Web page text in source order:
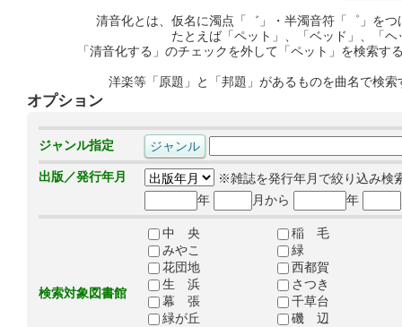
清音化とは、仮名に濁点「゛」・半濁音符「゜」を
たとえば「ペット」、「ベッド」、「
「清音化する」のチェックを外して「ペット」を検索
洋楽等「原題」と「邦題」があるものを曲名で検
オプション
ジャンル指定
出版／発行年月
※雑誌を発行年月で絞り込み検
年
月から 年
検索対象図書館
中 央
稲 毛
みやこ
緑
花団地
西都賀
生 浜
さつき
幕 張
千草台
緑が丘
磯 辺